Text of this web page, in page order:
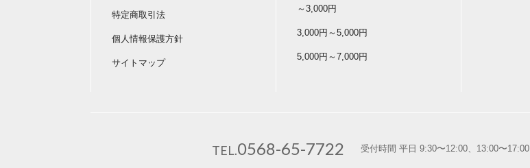
特定商取引法
個人情報保護方針
サイトマップ
～3,000円
3,000円～5,000円
5,000円～7,000円
TEL.0568-65-7722 受付時間 平日 9:30〜12:00、13:00〜17:00